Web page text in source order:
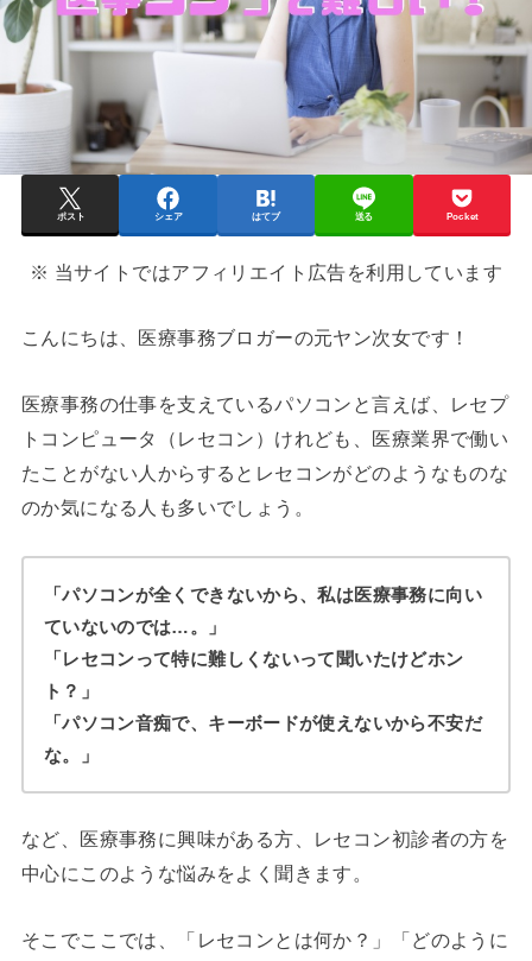
ポスト シェア はてブ 送る Pocket
※ 当サイトではアフィリエイト広告を利用しています
こんにちは、医療事務ブロガーの元ヤン次女です！
医療事務の仕事を支えているパソコンと言えば、レセプ
トコンピュータ（レセコン）けれども、医療業界で働い
たことがない人からするとレセコンがどのようなものな
のか気になる人も多いでしょう。
「パソコンが全くできないから、私は医療事務に向い
ていないのでは…。」
「レセコンって特に難しくないって聞いたけどホン
ト？」
「パソコン音痴で、キーボードが使えないから不安だ
な。」
など、医療事務に興味がある方、レセコン初診者の方を
中心にこのような悩みをよく聞きます。
そこでここでは、「レセコンとは何か？」「どのように